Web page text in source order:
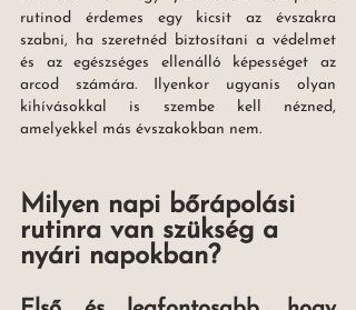
rutinod érdemes egy kicsit az évszakra
szabni, ha szeretnéd biztosítani a védelmet
és az egészséges ellenálló képességet az
arcod számára. Ilyenkor ugyanis olyan
kihívásokkal is szembe kell nézned,
amelyekkel más évszakokban nem.
Milyen napi bőrápolási
rutinra van szükség a
nyári napokban?